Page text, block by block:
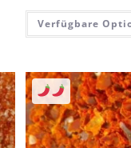
Verfügbare